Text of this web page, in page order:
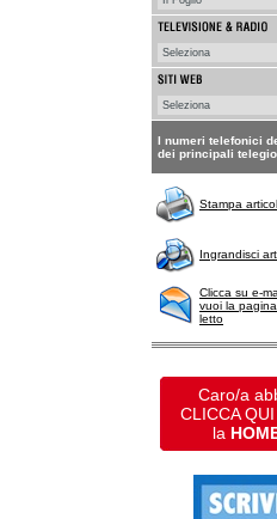
I numeri telefonici
dei principali
Stampa
Ingrandisci
Clicca su e-
vuoi la
letto
Caro/a
CLICCA
la